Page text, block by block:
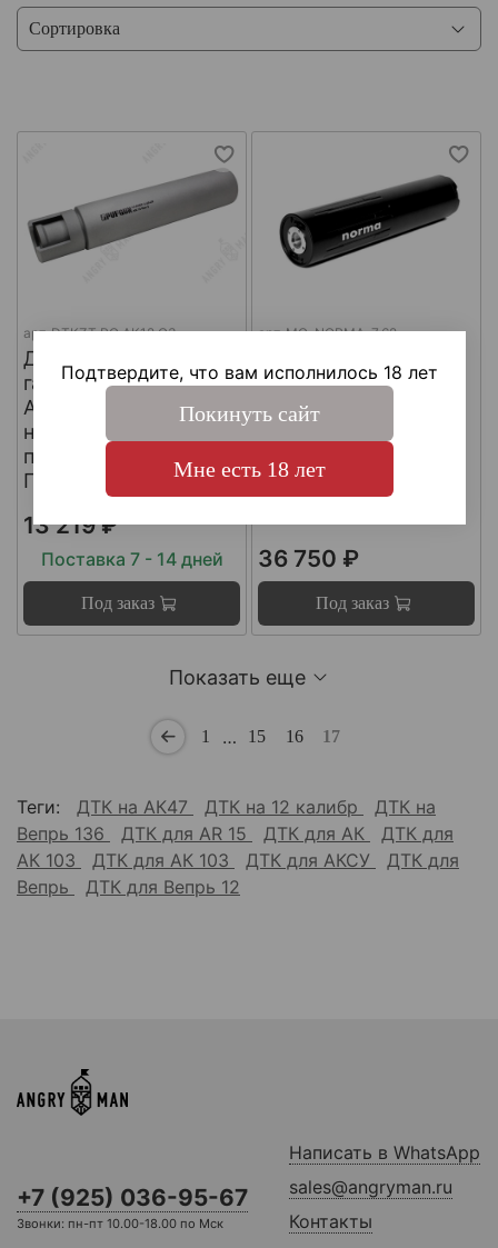
арт.DTKZT PG АК12 G3
ДТКП
газоразгруженный на
АК12 G3 (с
несъемным
пламегасителем) ,
Пафган / PufGun
13 219 ₽
Поставка 7 - 14 дней
Под заказ
арт.MG-NORMA-7.62
газоразгруженный
"NORMA" на
карабины, калибр
30-06, Matilda MG
36 750 ₽
Под заказ
Показать еще
1 … 15 16 17
Теги: ДТК на АК47 ДТК на 12 калибр
ДТК на
Вепрь 136
ДТК для AR 15 ДТК для АК
ДТК для
АК 103
ДТК для АК 103 ДТК для АКСУ
ДТК для
Вепрь
ДТК для Вепрь 12
+7 (925) 036-95-67
Звонки: пн-пт 10.00-18.00 по Мск
Написать в WhatsApp
sales@angryman.ru
Контакты
Подтвердите, что вам исполнилось 18 лет
Покинуть сайт
Мне есть 18 лет